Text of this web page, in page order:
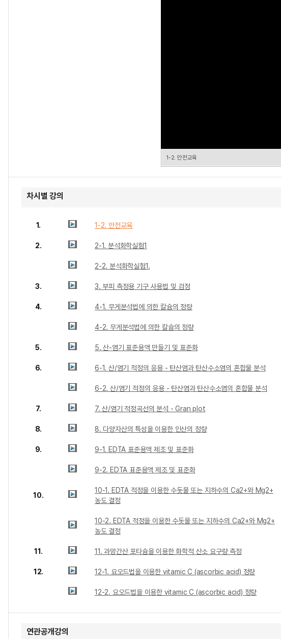
1-2. 안전교육
차시별 강의
1. 1-2. 안전교육
2. 2-1. 분석화학실험1
2-2. 분석화학실험1.
3. 3. 부피 측정용 기구 사용법 및 검정
4. 4-1. 무게분석법에 의한 칼슘의 정량
4-2. 무게분석법에 의한 칼슘의 정량
5. 5. 산-염기 표준용액 만들기 및 표준화
6. 6-1. 산/염기 적정의 응용 - 탄산염과 탄산수소염의 혼합물 분석
6-2. 산/염기 적정의 응용 - 탄산염과 탄산수소염의 혼합물 분석
7. 7. 산/염기 적정곡선의 분석 - Gran plot
8. 8. 다양자산의 특성을 이용한 인산의 정량
9. 9-1. EDTA 표준용액 제조 및 표준화
9-2. EDTA 표준용액 제조 및 표준화
10.
10-1. EDTA 적정을 이용한 수돗물 또는 지하수의 Ca2+와 Mg2+
농도 결정
10-2. EDTA 적정을 이용한 수돗물 또는 지하수의 Ca2+와 Mg2+
농도 결정
11. 11. 과망간산 포타슘을 이용한 화학적 산소 요구량 측정
12. 12-1. 요오드법을 이용한 vitamic C (ascorbic acid) 정량
12-2. 요오드법을 이용한 vitamic C (ascorbic acid) 정량
연관공개강의